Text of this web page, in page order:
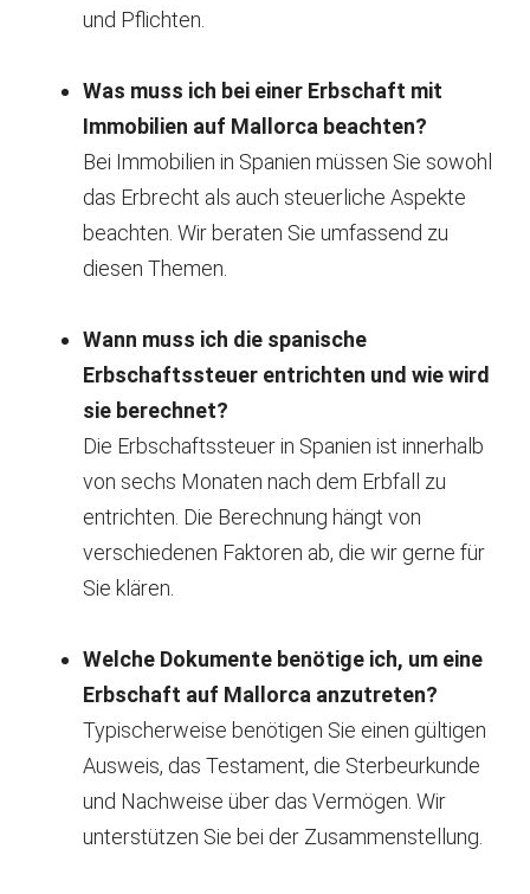
und Pflichten.
Was muss ich bei einer Erbschaft mit
Immobilien auf Mallorca beachten?
Bei Immobilien in Spanien müssen Sie sowohl
das Erbrecht als auch steuerliche Aspekte
beachten. Wir beraten Sie umfassend zu
diesen Themen.
Wann muss ich die spanische
Erbschaftssteuer entrichten und wie wird
sie berechnet?
Die Erbschaftssteuer in Spanien ist innerhalb
von sechs Monaten nach dem Erbfall zu
entrichten. Die Berechnung hängt von
verschiedenen Faktoren ab, die wir gerne für
Sie klären.
Welche Dokumente benötige ich, um eine
Erbschaft auf Mallorca anzutreten?
Typischerweise benötigen Sie einen gültigen
Ausweis, das Testament, die Sterbeurkunde
und Nachweise über das Vermögen. Wir
unterstützen Sie bei der Zusammenstellung.